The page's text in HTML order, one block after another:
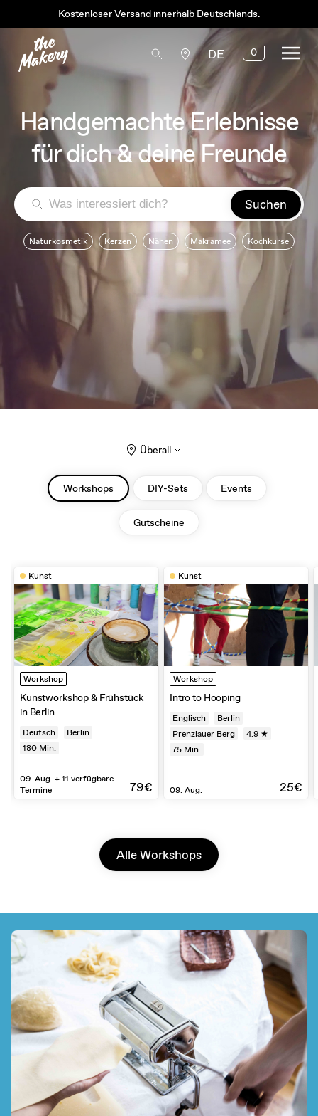
Kostenloser Versand innerhalb Deutschlands.
DE 0
Handgemachte Erlebnisse
für dich & deine Freunde
Suchen
Kochkurse
Naturkosmetik Kerzen Makramee
Nähen
Überall
Workshops DIY-Sets Events
Gutscheine
Kunst
Workshop
Kunstworkshop & Frühstück
in Berlin
Deutsch
Berlin
180 Min.
09. Aug. + 11 verfügbare
Termine
79€
Kunst
Workshop
Intro to Hooping
Englisch
Berlin
Prenzlauer Berg
4.9 ★
75 Min.
09. Aug. 25€
Alle Workshops